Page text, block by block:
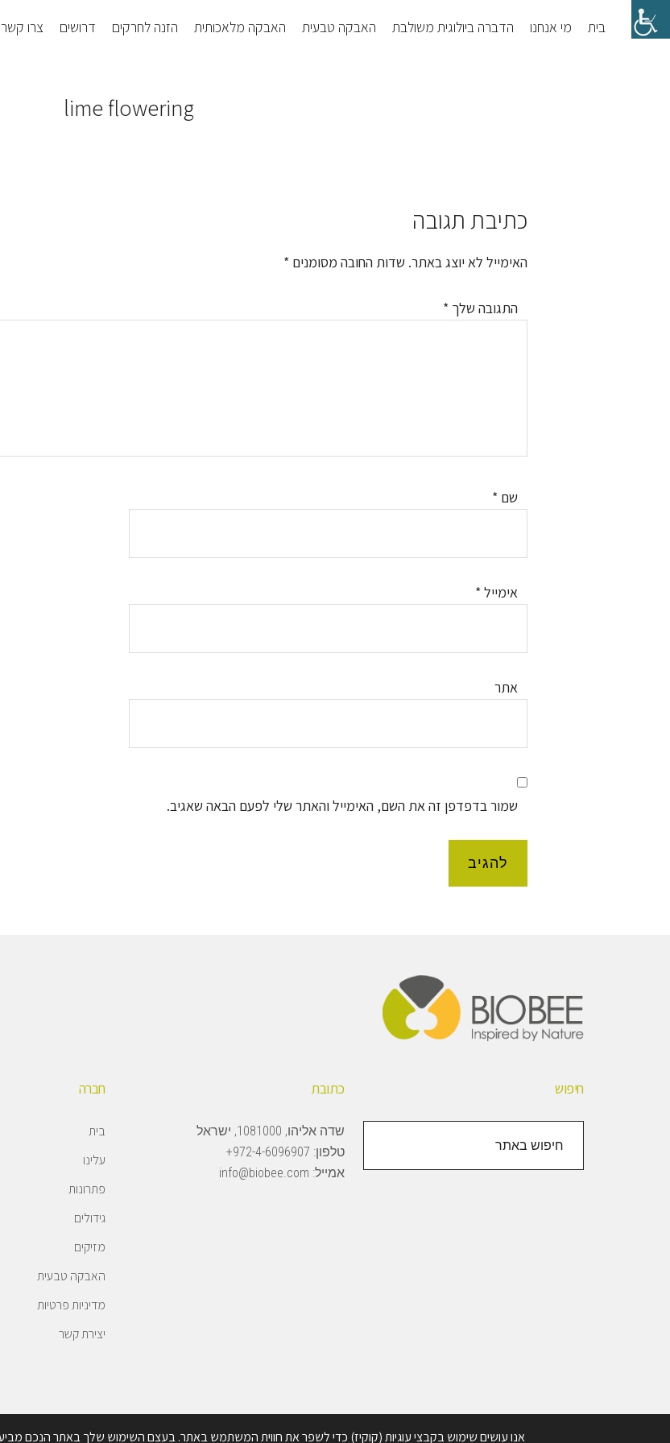
Skip
to
Skip
to
בית מי אנחנו הדברה ביולוגית משולבת האבקה טבעית האבקה מלאכותית הזנה לחרקים דרושים צרו קשר
lime flowering
Reader
Interactions
כתיבת תגובה
האימייל לא יוצג באתר. שדות החובה מסומנים *
התגובה שלך *
שם *
אימייל *
אתר
שמור בדפדפן זה את השם, האימייל והאתר שלי לפעם הבאה שאגיב.
חברה
בית
עלינו
פתרונות
גידולים
מזיקים
האבקה טבעית
מדיניות פרטיות
יצירת קשר
כתובת
שדה אליהו, 1081000, ישראל
טלפון: 972-4-6096907+
אמייל: info@biobee.com
חיפוש
באתר
Copyright © 2026 · BioBee Ltd.